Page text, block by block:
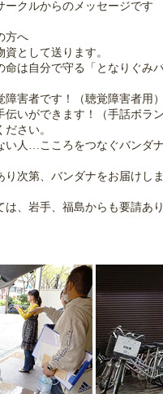
ークルからのメッセージです
方へ
として送ります。
は自分で守る「となりぐみ
害者です！（聴覚障害者用
いができます！（手話ボラ
さい。
人…こころをつなぐバンダ
り次第、バンダナをお届けし
は、岩手、福島からも要請あ